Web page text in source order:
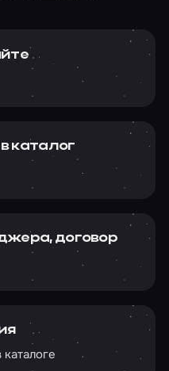
каталог
договор